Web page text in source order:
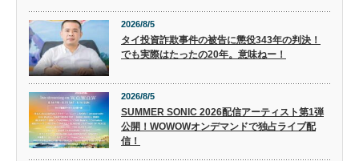
2026/8/5
タイ投資詐欺事件の被告に懲役343年の判決！
でも実際はたったの20年。意味ねー！
2026/8/5
SUMMER SONIC 2026配信アーティスト第1弾
公開！WOWOWオンデマンドで独占ライブ配
信！